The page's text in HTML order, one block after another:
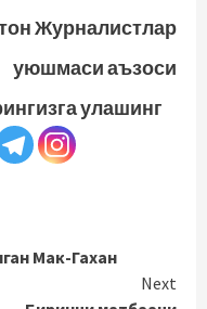
Журналистлар
уюшмаси аъзоси
улашинг
Мак-Гахан
Next